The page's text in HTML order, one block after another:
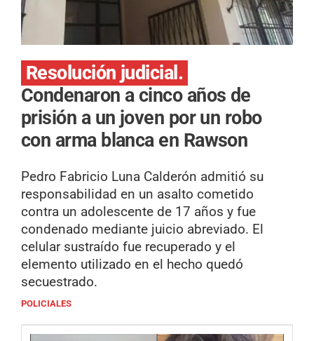
Resolución judicial.
Condenaron a cinco años de
prisión a un joven por un robo
con arma blanca en Rawson
Pedro Fabricio Luna Calderón admitió su
responsabilidad en un asalto cometido
contra un adolescente de 17 años y fue
condenado mediante juicio abreviado. El
celular sustraído fue recuperado y el
elemento utilizado en el hecho quedó
secuestrado.
POLICIALES